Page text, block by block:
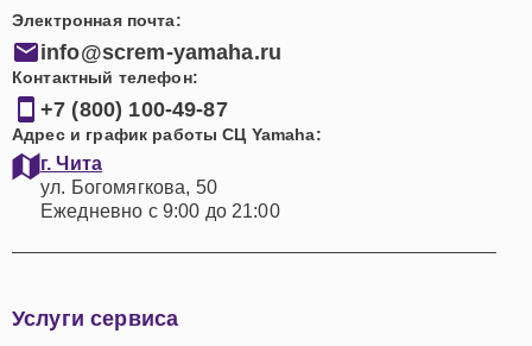
Электронная почта:
info@screm-yamaha.ru
Контактный телефон:
+7 (800) 100-49-87
Адрес и график работы СЦ Yamaha:
г. Чита
ул. Богомягкова, 50
Ежедневно с 9:00 до 21:00
Услуги сервиса